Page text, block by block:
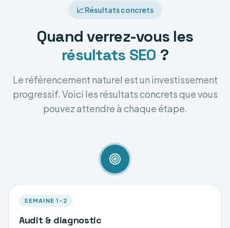
📈 Résultats concrets
Quand verrez-vous les
résultats SEO ?
Le référencement naturel est un investissement
progressif. Voici les résultats concrets que vous
pouvez attendre à chaque étape.
SEMAINE 1–2
Audit & diagnostic